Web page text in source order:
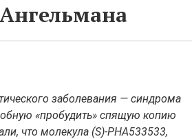
заболевания — синдрома
«пробудить» спящую копию
что молекула (S)-PHA533533,